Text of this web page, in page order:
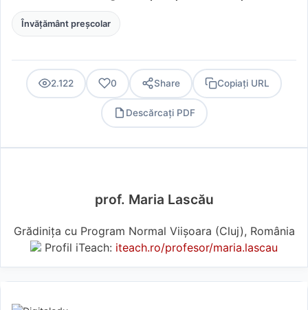
Învățământ preșcolar
2.122 0 Share Copiați URL
Descărcați PDF
prof. Maria Lascău
Grădinița cu Program Normal Viișoara (Cluj), România
Profil iTeach: iteach.ro/profesor/maria.lascau